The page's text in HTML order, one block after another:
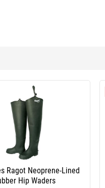
Ragot Neoprene-Lined
Hip Waders